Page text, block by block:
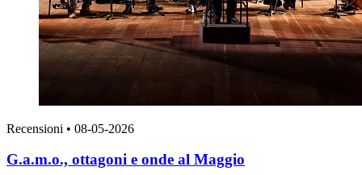
Recensioni • 08-05-2026
G.a.m.o., ottagoni e onde al Maggio